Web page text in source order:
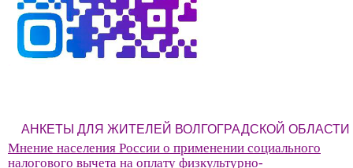
АНКЕТЫ ДЛЯ ЖИТЕЛЕЙ ВОЛГОГРАДСКОЙ ОБЛАСТИ
Мнение населения России о применении социального
налогового вычета на оплату физкультурно-